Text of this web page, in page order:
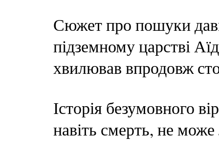
Сюжет про пошуки
підземному царстві
хвилював впродовж
Історія безумовного
навіть смерть, не